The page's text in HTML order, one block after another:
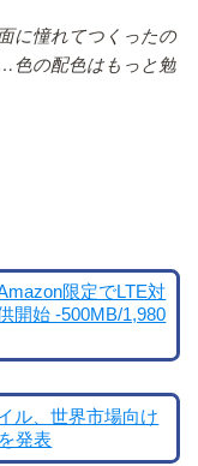
に憧れてつくったの
色の配色はもっと勉
限定でLTE対
開始 -500MB/1,980
ル、世界市場向け
発表